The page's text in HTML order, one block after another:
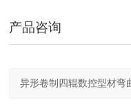
大型卷板机厂
产品咨询